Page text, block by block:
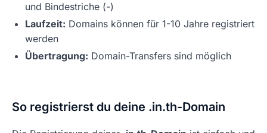
und Bindestriche (-)
Laufzeit: Domains können für 1-10 Jahre registriert
werden
Übertragung: Domain-Transfers sind möglich
So registrierst du deine .in.th-Domain